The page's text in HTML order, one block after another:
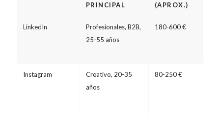
PRINCIPAL
(APROX.)
LinkedIn
Profesionales, B2B,
25-55 años
180-600 €
Instagram
Creativo, 20-35
años
80-250 €